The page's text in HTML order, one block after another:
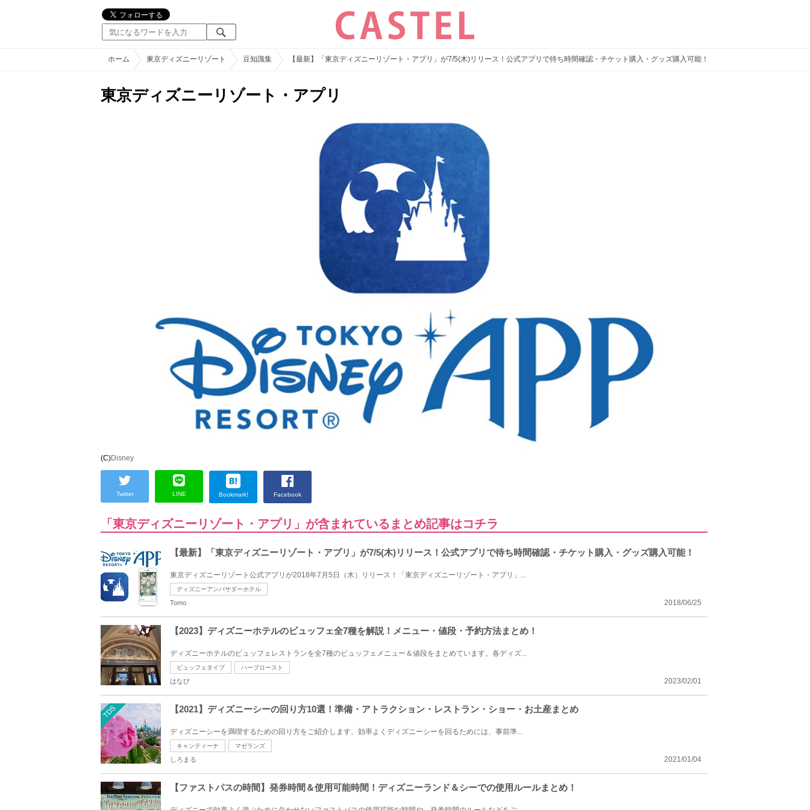
ホーム 東京ディズニーリゾート 豆知識集 【最新】「東京ディズニーリゾート・アプリ」が7/5(木)リリース！公式アプリで待ち時間確認・チケット購入・グッズ購入可能！
東京ディズニーリゾート・アプリ
(C)Disney
Twitter LINE Bookmark! Facebook
「東京ディズニーリゾート・アプリ」が含まれているまとめ記事はコチラ
【最新】「東京ディズニーリゾート・アプリ」が7/5(木)リリース！公式アプリで待ち時間確認・チケット購入・グッズ購入可能！
東京ディズニーリゾート公式アプリが2018年7月5日（木）リリース！「東京ディズニーリゾート・アプリ」...
ディズニーアンバサダーホテル
2018/06/25
Tomo
【2023】ディズニーホテルのビュッフェ全7種を解説！メニュー・値段・予約方法まとめ！
ディズニーホテルのビュッフェレストランを全7種のビュッフェメニュー＆値段をまとめています。各ディズ...
ビュッフェタイプ ハーブロースト
2023/02/01
はなび
TDS 【2021】ディズニーシーの回り方10選！準備・アトラクション・レストラン・ショー・お土産まとめ
ディズニーシーを満喫するための回り方をご紹介します。効率よくディズニーシーを回るためには、事前準...
キャンティーナ マゼランズ
2021/01/04
しろまる
【ファストパスの時間】発券時間＆使用可能時間！ディズニーランド＆シーでの使用ルールまとめ！